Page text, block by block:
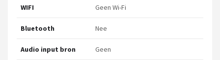
WIFI Geen Wi-Fi
Bluetooth Nee
Audio input bron Geen